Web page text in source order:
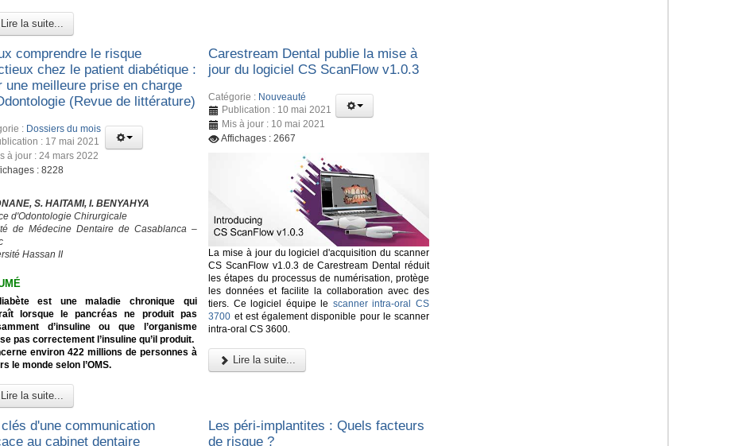
Lire la suite...
comprendre le risque
chez le patient diabétique :
une meilleure prise en charge
(Revue de littérature)
: Dossiers du mois
: 17 mai 2021
à jour : 24 mars 2022
: 8228
S. HAITAMI, I. BENYAHYA
d'Odontologie Chirurgicale
de Médecine Dentaire de Casablanca –
Hassan II
est une maladie chronique qui
lorsque le pancréas ne produit pas
d’insuline ou que l’organisme
pas correctement l’insuline qu’il produit.
environ 422 millions de personnes à
le monde selon l’OMS.
Lire la suite...
Carestream Dental publie la mise à
jour du logiciel CS ScanFlow v1.0.3
Catégorie : Nouveauté
Publication : 10 mai 2021
Mis à jour : 10 mai 2021
Affichages : 2667
La mise à jour du logiciel d'acquisition du scanner
CS ScanFlow v1.0.3 de Carestream Dental réduit
les étapes du processus de numérisation, protège
les données et facilite la collaboration avec des
tiers. Ce logiciel équipe le scanner intra-oral CS
3700 et est également disponible pour le scanner
intra-oral CS 3600.
Lire la suite...
clés d'une communication
au cabinet dentaire
Les péri-implantites : Quels facteurs
de risque ?